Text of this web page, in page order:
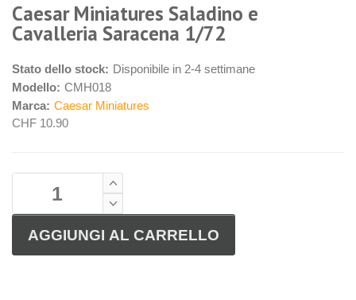
Caesar Miniatures Saladino e
Cavalleria Saracena 1/72
Stato dello stock: Disponibile in 2-4 settimane
Modello: CMH018
Marca: Caesar Miniatures
CHF 10.90